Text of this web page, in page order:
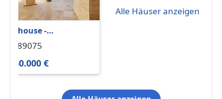
Penthouse -
Designwohnung am
Bestlage von Ulm
Ulm 89075
1.960.000 €
Alle Häuser anzeigen